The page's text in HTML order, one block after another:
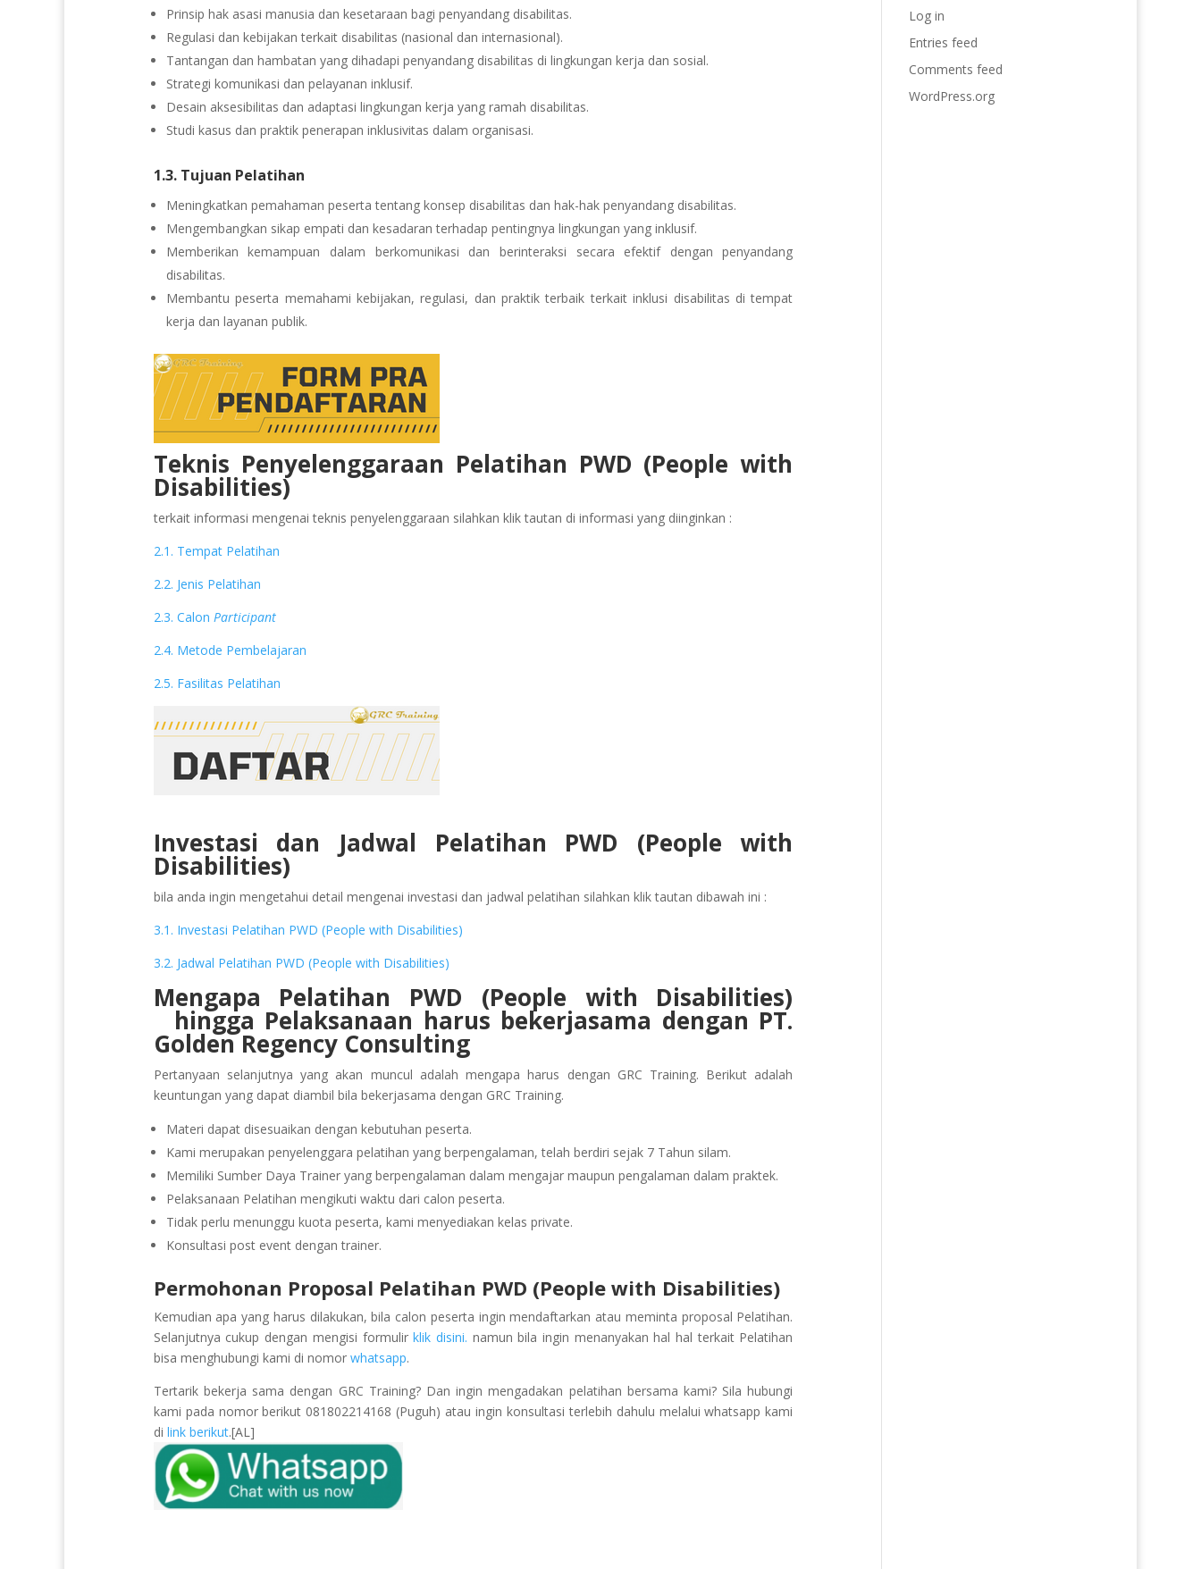
Prinsip hak asasi manusia dan kesetaraan bagi penyandang disabilitas.
Regulasi dan kebijakan terkait disabilitas (nasional dan internasional).
Tantangan dan hambatan yang dihadapi penyandang disabilitas di lingkungan kerja dan sosial.
Strategi komunikasi dan pelayanan inklusif.
Desain aksesibilitas dan adaptasi lingkungan kerja yang ramah disabilitas.
Studi kasus dan praktik penerapan inklusivitas dalam organisasi.
1.3. Tujuan Pelatihan
Meningkatkan pemahaman peserta tentang konsep disabilitas dan hak-hak penyandang disabilitas.
Mengembangkan sikap empati dan kesadaran terhadap pentingnya lingkungan yang inklusif.
Memberikan kemampuan dalam berkomunikasi dan berinteraksi secara efektif dengan penyandang
disabilitas.
Membantu peserta memahami kebijakan, regulasi, dan praktik terbaik terkait inklusi disabilitas di tempat
kerja dan layanan publik.
Teknis Penyelenggaraan Pelatihan PWD (People with
Disabilities)
terkait informasi mengenai teknis penyelenggaraan silahkan klik tautan di informasi yang diinginkan :
2.1. Tempat Pelatihan
2.2. Jenis Pelatihan
2.3. Calon Participant
2.4. Metode Pembelajaran
2.5. Fasilitas Pelatihan
Investasi dan Jadwal Pelatihan PWD (People with
Disabilities)
bila anda ingin mengetahui detail mengenai investasi dan jadwal pelatihan silahkan klik tautan dibawah ini :
3.1. Investasi Pelatihan PWD (People with Disabilities)
3.2. Jadwal Pelatihan PWD (People with Disabilities)
Mengapa Pelatihan PWD (People with Disabilities)
hingga Pelaksanaan harus bekerjasama dengan PT.
Golden Regency Consulting
Pertanyaan selanjutnya yang akan muncul adalah mengapa harus dengan GRC Training. Berikut adalah
keuntungan yang dapat diambil bila bekerjasama dengan GRC Training.
Materi dapat disesuaikan dengan kebutuhan peserta.
Kami merupakan penyelenggara pelatihan yang berpengalaman, telah berdiri sejak 7 Tahun silam.
Memiliki Sumber Daya Trainer yang berpengalaman dalam mengajar maupun pengalaman dalam praktek.
Pelaksanaan Pelatihan mengikuti waktu dari calon peserta.
Tidak perlu menunggu kuota peserta, kami menyediakan kelas private.
Konsultasi post event dengan trainer.
Permohonan Proposal Pelatihan PWD (People with Disabilities)
Kemudian apa yang harus dilakukan, bila calon peserta ingin mendaftarkan atau meminta proposal Pelatihan.
Selanjutnya cukup dengan mengisi formulirklik disini. namun bila ingin menanyakan hal hal terkait Pelatihan
bisa menghubungi kami di nomor whatsapp.
Tertarik bekerja sama dengan GRC Training? Dan ingin mengadakan pelatihan bersama kami? Sila hubungi
kami pada nomor berikut 081802214168 (Puguh) atau ingin konsultasi terlebih dahulu melalui whatsapp kami
di link berikut.[AL]
Log in
Entries feed
Comments feed
WordPress.org